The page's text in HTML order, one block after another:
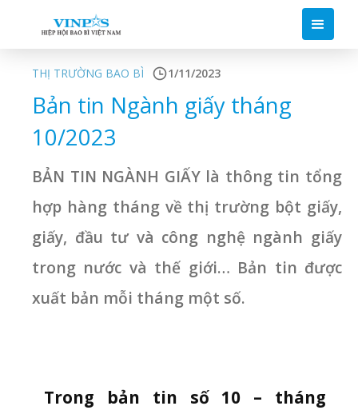
THỊ TRƯỜNG BAO BÌ 1/11/2023
Bản tin Ngành giấy tháng
10/2023
BẢN TIN NGÀNH GIẤY là thông tin tổng
hợp hàng tháng về thị trường bột giấy,
giấy, đầu tư và công nghệ ngành giấy
trong nước và thế giới… Bản tin được
xuất bản mỗi tháng một số.
Trong bản tin số 10 – tháng